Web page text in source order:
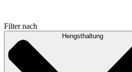
Filter nach
Hengsthaltung